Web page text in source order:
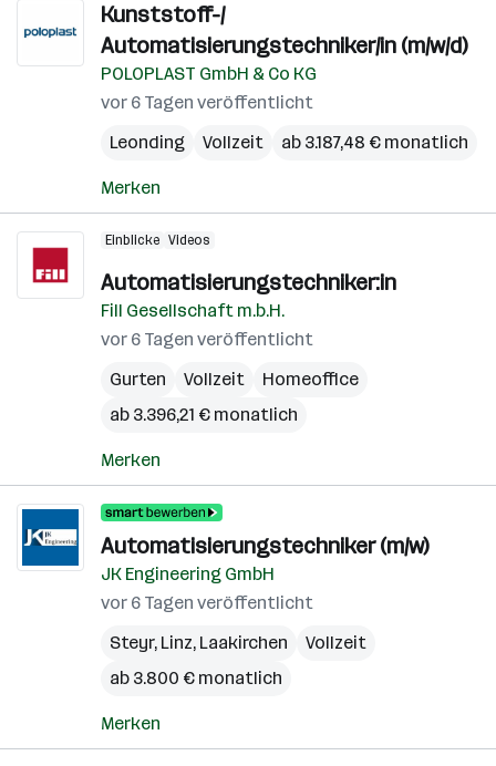
Kunststoff-/
Automatisierungstechniker/in (m/w/d)
POLOPLAST GmbH & Co KG
vor 6 Tagen veröffentlicht
Leonding
Vollzeit ab 3.187,48 € monatlich
Merken
Einblicke Videos
Automatisierungstechniker:in
Fill Gesellschaft m.b.H.
vor 6 Tagen veröffentlicht
Gurten
Vollzeit
Homeoffice
ab 3.396,21 € monatlich
Merken
Automatisierungstechniker (m/w)
JK Engineering GmbH
vor 6 Tagen veröffentlicht
Steyr, Linz, Laakirchen
Vollzeit
ab 3.800 € monatlich
Merken